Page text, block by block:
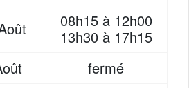
08h15 à 12h00
13h30 à 17h15
fermé